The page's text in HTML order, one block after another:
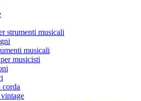
strumenti musicali
musicali
musicisti
corda